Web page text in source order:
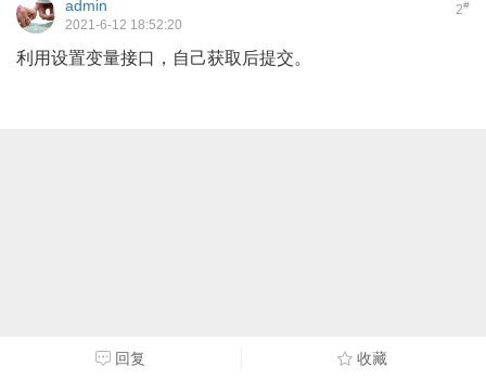
2#
admin
2021-6-12 18:52:20
利用设置变量接口，自己获取后提交。
回复 收藏